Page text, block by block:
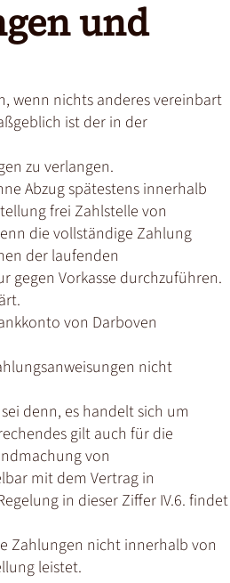
und
wenn nichts anderes vereinbart
ist der in der
zu verlangen.
Abzug spätestens innerhalb
frei Zahlstelle von
die vollständige Zahlung
der laufenden
gegen Vorkasse durchzuführen.
von Darboven
nicht
denn, es handelt sich um
gilt auch für die
von
mit dem Vertrag in
in dieser Ziffer IV.6. findet
Zahlungen nicht innerhalb von
leistet.